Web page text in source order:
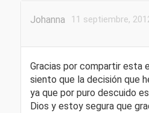
Johanna 11 septiembre,
Gracias por compartir esta
siento que la decisión que
ya que por puro descuido
Dios y estoy segura que